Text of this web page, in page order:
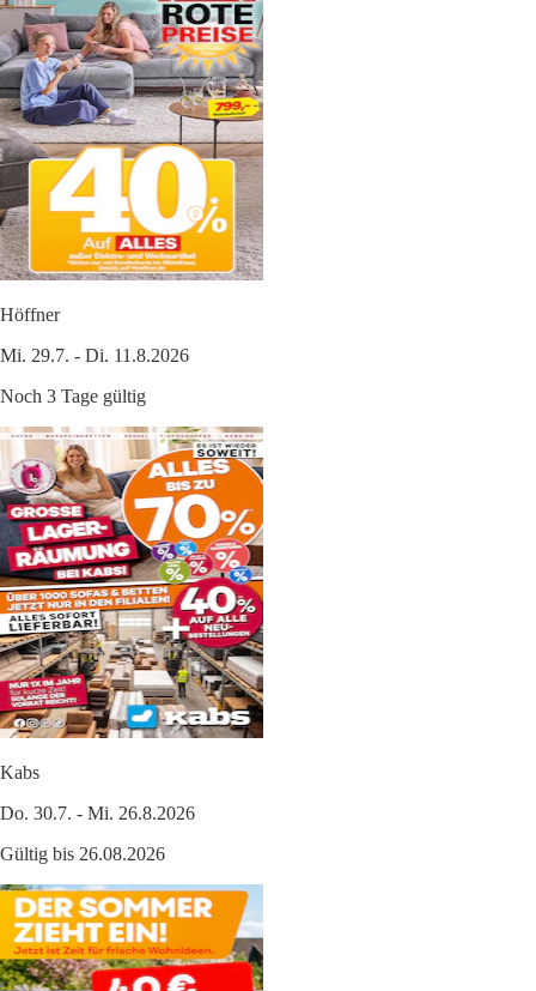
Höffner
Mi. 29.7. - Di. 11.8.2026
Noch 3 Tage gültig
Kabs
Do. 30.7. - Mi. 26.8.2026
Gültig bis 26.08.2026